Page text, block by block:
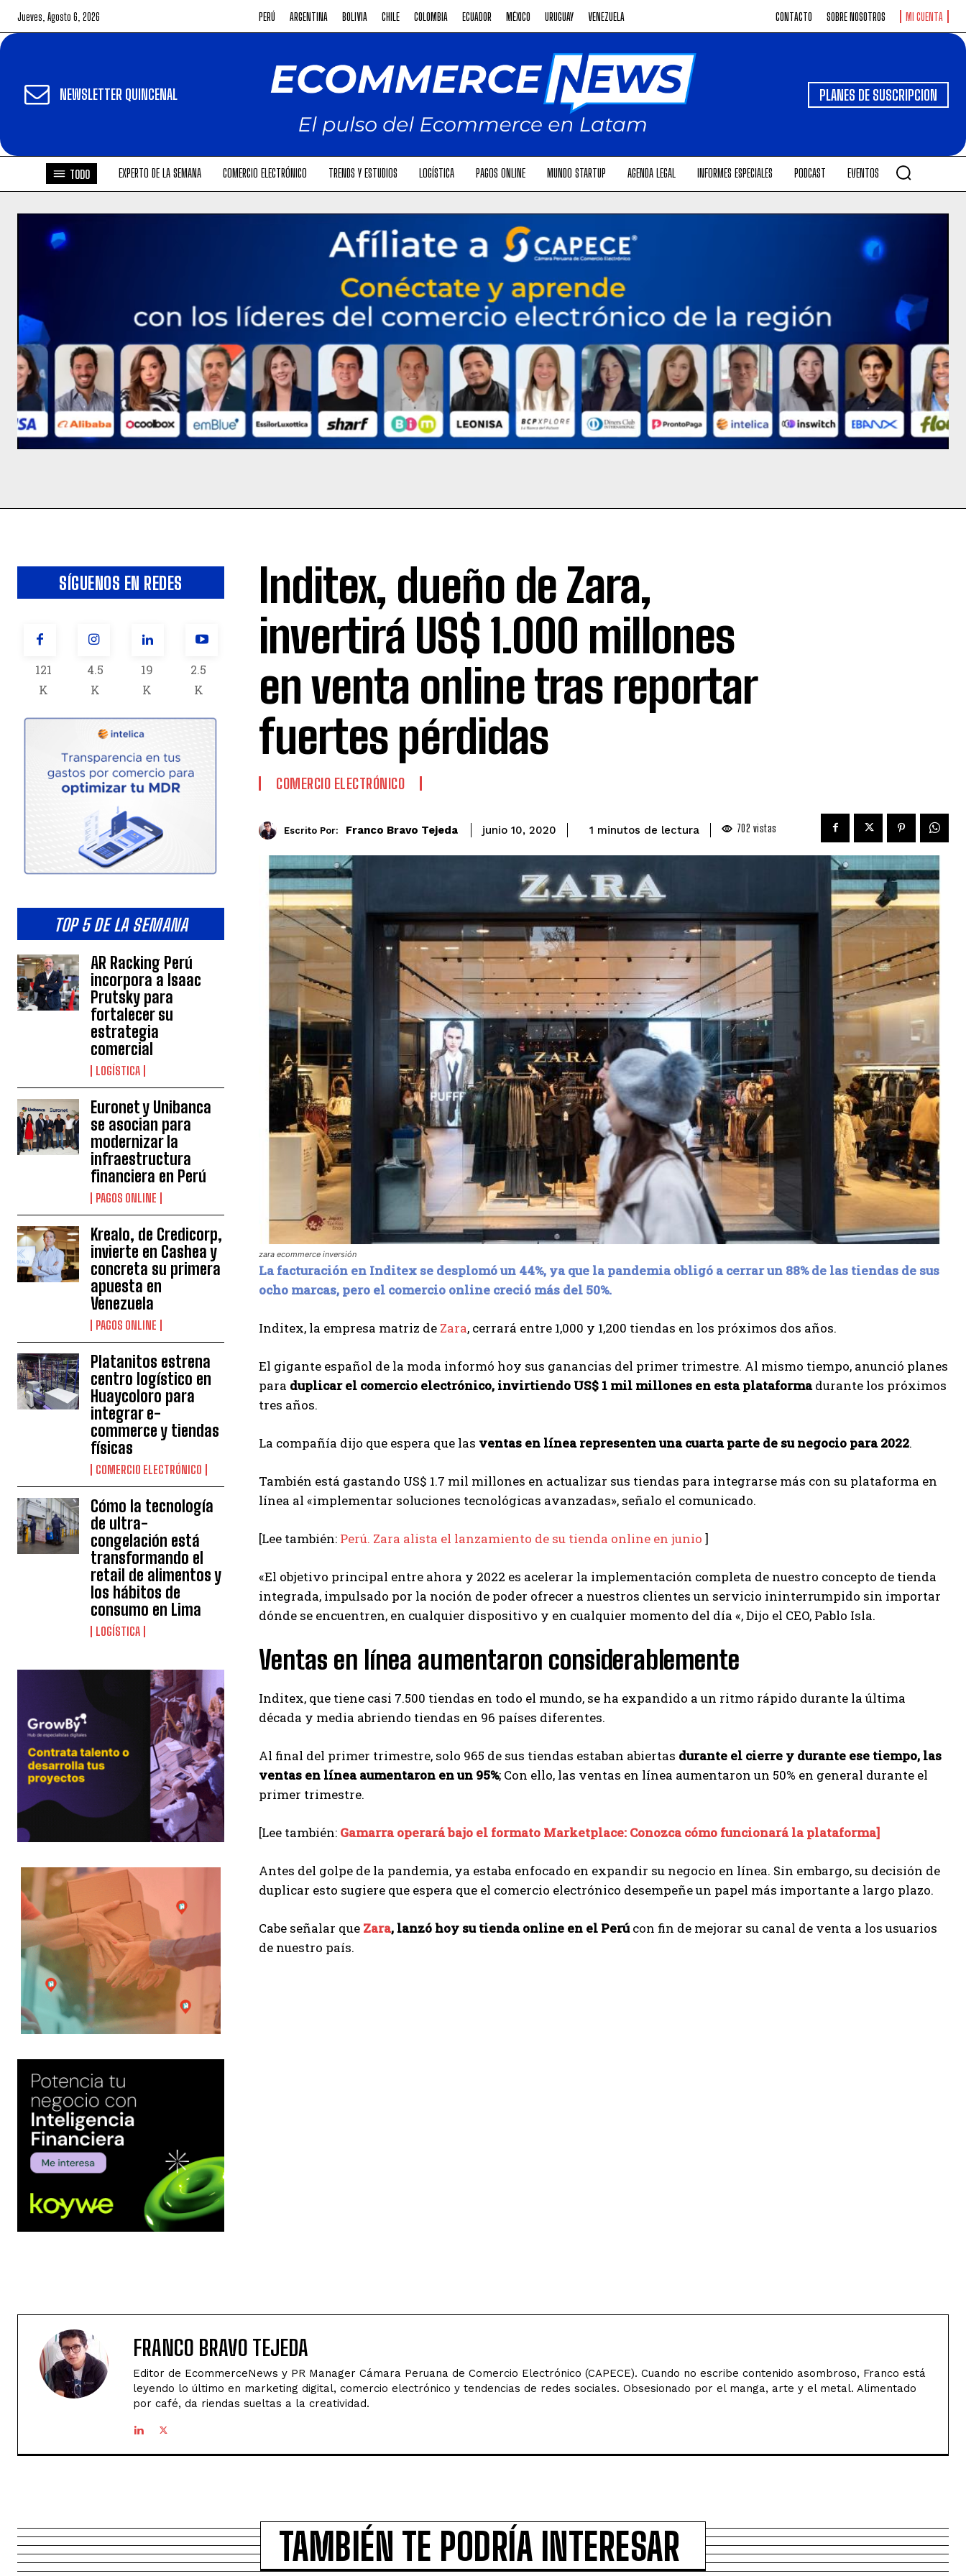
Jueves, Agosto 6, 2026 PERÚ ARGENTINA BOLIVIA CHILE COLOMBIA ECUADOR MÉXICO URUGUAY VENEZUELA CONTACTO SOBRE NOSOTROS MI CUENTA
NEWSLETTER QUINCENAL PLANES DE SUSCRIPCION
TODO EXPERTO DE LA SEMANA COMERCIO ELECTRÓNICO TRENDS Y ESTUDIOS LOGÍSTICA PAGOS ONLINE MUNDO STARTUP AGENDA LEGAL INFORMES ESPECIALES PODCAST EVENTOS
SÍGUENOS EN REDES
121
K
4.5
K
19
K
2.5
K
TOP 5 DE LA SEMANA
AR Racking Perú
incorpora a Isaac
Prutsky para
fortalecer su
estrategia
comercial
LOGÍSTICA
Euronet y Unibanca
se asocian para
modernizar la
infraestructura
financiera en Perú
PAGOS ONLINE
Krealo, de Credicorp,
invierte en Cashea y
concreta su primera
apuesta en
Venezuela
PAGOS ONLINE
Platanitos estrena
centro logístico en
Huaycoloro para
integrar e-
commerce y tiendas
físicas
COMERCIO ELECTRÓNICO
Cómo la tecnología
de ultra-
congelación está
transformando el
retail de alimentos y
los hábitos de
consumo en Lima
LOGÍSTICA
Inditex, dueño de Zara,
invertirá US$ 1.000 millones
en venta online tras reportar
fuertes pérdidas
COMERCIO ELECTRÓNICO
Escrito Por: Franco Bravo Tejeda junio 10, 2020 1 minutos de lectura 702 vistas
zara ecommerce inversión
La facturación en Inditex se desplomó un 44%, ya que la pandemia obligó a cerrar un 88% de las tiendas de sus
ocho marcas, pero el comercio online creció más del 50%.
Inditex, la empresa matriz de Zara, cerrará entre 1,000 y 1,200 tiendas en los próximos dos años.
El gigante español de la moda informó hoy sus ganancias del primer trimestre. Al mismo tiempo, anunció planes
para duplicar el comercio electrónico, invirtiendo US$ 1 mil millones en esta plataformadurante los próximos
tres años.
La compañía dijo que espera que las ventas en línea representen una cuarta parte de su negocio para 2022.
También está gastando US$ 1.7 mil millones en actualizar sus tiendas para integrarse más con su plataforma en
línea al «implementar soluciones tecnológicas avanzadas», señalo el comunicado.
[Lee también: Perú. Zara alista el lanzamiento de su tienda online en junio ]
«El objetivo principal entre ahora y 2022 es acelerar la implementación completa de nuestro concepto de tienda
integrada, impulsado por la noción de poder ofrecer a nuestros clientes un servicio ininterrumpido sin importar
dónde se encuentren, en cualquier dispositivo y en cualquier momento del día «, Dijo el CEO, Pablo Isla.
Ventas en línea aumentaron considerablemente
Inditex, que tiene casi 7.500 tiendas en todo el mundo, se ha expandido a un ritmo rápido durante la última
década y media abriendo tiendas en 96 países diferentes.
Al final del primer trimestre, solo 965 de sus tiendas estaban abiertas durante el cierre y durante ese tiempo, las
ventas en línea aumentaron en un 95%; Con ello, las ventas en línea aumentaron un 50% en general durante el
primer trimestre.
[Lee también: Gamarra operará bajo el formato Marketplace: Conozca cómo funcionará la plataforma]
Antes del golpe de la pandemia, ya estaba enfocado en expandir su negocio en línea. Sin embargo, su decisión de
duplicar esto sugiere que espera que el comercio electrónico desempeñe un papel más importante a largo plazo.
Cabe señalar que Zara, lanzó hoy su tienda online en el Perúcon fin de mejorar su canal de venta a los usuarios
de nuestro país.
FRANCO BRAVO TEJEDA
Editor de EcommerceNews y PR Manager Cámara Peruana de Comercio Electrónico (CAPECE). Cuando no escribe contenido asombroso, Franco está
leyendo lo último en marketing digital, comercio electrónico y tendencias de redes sociales. Obsesionado por el manga, arte y el metal. Alimentado
por café, da riendas sueltas a la creatividad.
TAMBIÉN TE PODRÍA INTERESAR